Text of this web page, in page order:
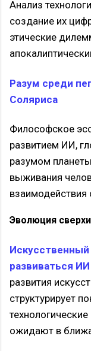
Анализ
создание их
этические
Разум среди
Соляриса
Философское
развитием ИИ,
разумом
выживания
Эволюция
Искусственный
развиваться ИИ
развития
структурирует
ожидают в